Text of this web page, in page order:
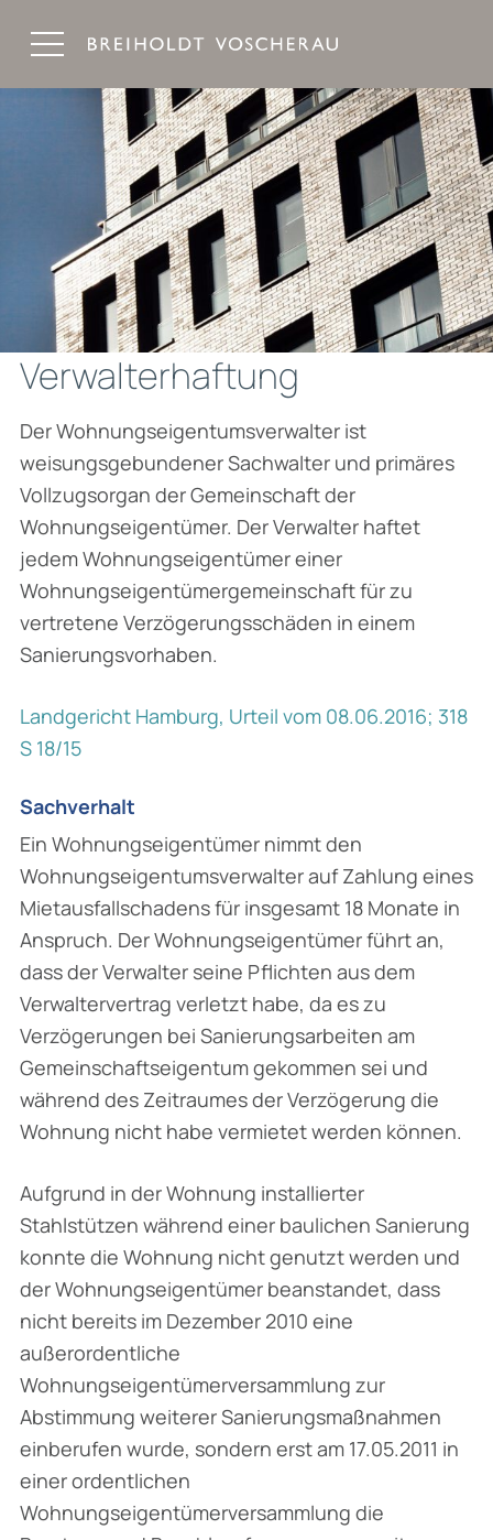
Verwalterhaftung
Der Wohnungseigentumsverwalter ist
weisungsgebundener Sachwalter und primäres
Vollzugsorgan der Gemeinschaft der
Wohnungseigentümer. Der Verwalter haftet
jedem Wohnungseigentümer einer
Wohnungseigentümergemeinschaft für zu
vertretene Verzögerungsschäden in einem
Sanierungsvorhaben.
Landgericht Hamburg, Urteil vom 08.06.2016; 318
S 18/15
Sachverhalt
Ein Wohnungseigentümer nimmt den
Wohnungseigentumsverwalter auf Zahlung eines
Mietausfallschadens für insgesamt 18 Monate in
Anspruch. Der Wohnungseigentümer führt an,
dass der Verwalter seine Pflichten aus dem
Verwaltervertrag verletzt habe, da es zu
Verzögerungen bei Sanierungsarbeiten am
Gemeinschaftseigentum gekommen sei und
während des Zeitraumes der Verzögerung die
Wohnung nicht habe vermietet werden können.
Aufgrund in der Wohnung installierter
Stahlstützen während einer baulichen Sanierung
konnte die Wohnung nicht genutzt werden und
der Wohnungseigentümer beanstandet, dass
nicht bereits im Dezember 2010 eine
außerordentliche
Wohnungseigentümerversammlung zur
Abstimmung weiterer Sanierungsmaßnahmen
einberufen wurde, sondern erst am 17.05.2011 in
einer ordentlichen
Wohnungseigentümerversammlung die